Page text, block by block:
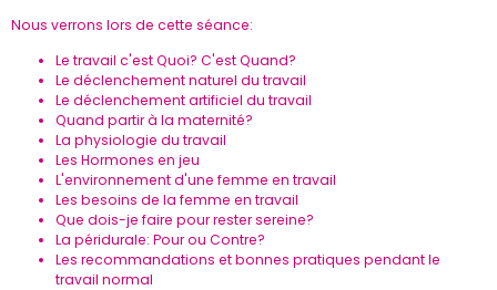
Nous verrons lors de cette séance:
Le travail c'est Quoi? C'est Quand?
Le déclenchement naturel du travail
Le déclenchement artificiel du travail
Quand partir à la maternité?
La physiologie du travail
Les Hormones en jeu
L'environnement d'une femme en travail
Les besoins de la femme en travail
Que dois-je faire pour rester sereine?
La péridurale: Pour ou Contre?
Les recommandations et bonnes pratiques pendant le
travail normal